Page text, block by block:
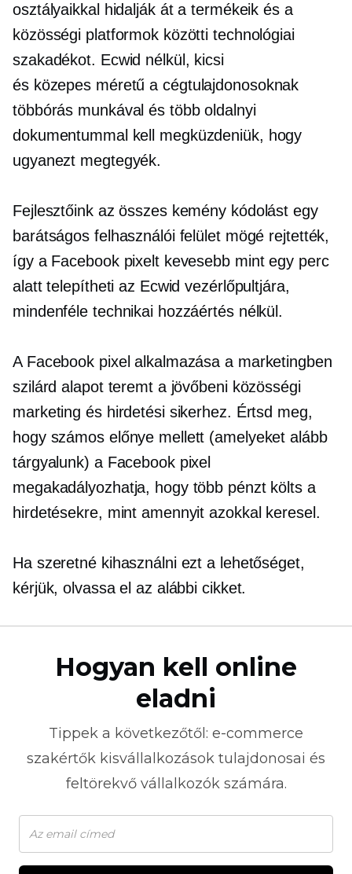
osztályaikkal hidalják át a termékeik és a
közösségi platformok közötti technológiai
szakadékot. Ecwid nélkül, kicsi
és közepes méretű a cégtulajdonosoknak
többórás munkával és több oldalnyi
dokumentummal kell megküzdeniük, hogy
ugyanezt megtegyék.
Fejlesztőink az összes kemény kódolást egy
barátságos felhasználói felület mögé rejtették,
így a Facebook pixelt kevesebb mint egy perc
alatt telepítheti az Ecwid vezérlőpultjára,
mindenféle technikai hozzáértés nélkül.
A Facebook pixel alkalmazása a marketingben
szilárd alapot teremt a jövőbeni közösségi
marketing és hirdetési sikerhez. Értsd meg,
hogy számos előnye mellett (amelyeket alább
tárgyalunk) a Facebook pixel
megakadályozhatja, hogy több pénzt költs a
hirdetésekre, mint amennyit azokkal keresel.
Ha szeretné kihasználni ezt a lehetőséget,
kérjük, olvassa el az alábbi cikket.
Hogyan kell online
eladni
Tippek a következőtől: e-commerce
szakértők kisvállalkozások tulajdonosai és
feltörekvő vállalkozók számára.